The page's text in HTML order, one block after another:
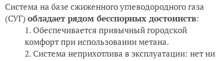
Система на базе сжиженного углеводородного газа
(СУГ) обладает рядом бесспорных достоинств:
Обеспечивается привычный городской
комфорт при использовании метана.
Система неприхотлива в эксплуатации: нет ни